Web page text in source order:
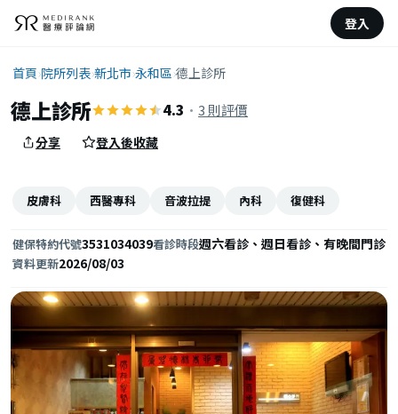
登入
首頁›院所列表›新北市›永和區›德上診所
德上診所 4.3 ·3 則評價
分享 登入後收藏
皮膚科 西醫專科 音波拉提 內科 復健科
健保特約代號3531034039看診時段週六看診、週日看診、有晚間門診
資料更新2026/08/03